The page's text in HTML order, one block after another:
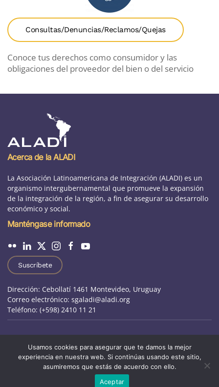
Consultas/Denuncias/Reclamos/Quejas
Conoce tus derechos como consumidor y las
obligaciones del proveedor del bien o del servicio
Acerca de la ALADI
La Asociación Latinoamericana de Integración (ALADI) es un
organismo intergubernamental que promueve la expansión
de la integración de la región, a fin de asegurar su desarrollo
económico y social.
Manténgase informado
Suscríbete
Dirección: Cebollatí 1461 Montevideo, Uruguay
Correo electrónico: sgaladi@aladi.org
Teléfono: (+598) 2410 11 21
Otros sitios de ALADI|Oportunidades laborales
Usamos cookies para asegurar que te damos la mejor
experiencia en nuestra web. Si continúas usando este sitio,
asumiremos que estás de acuerdo con ello.
Aceptar